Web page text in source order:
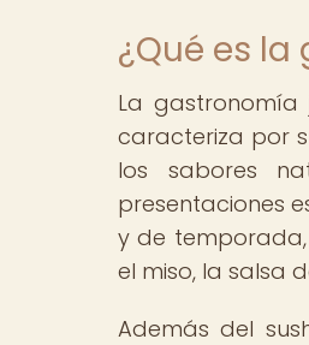
¿Qué es
La
caracteriza por
los sabores
presentaciones
y de
el miso, la salsa
Además del